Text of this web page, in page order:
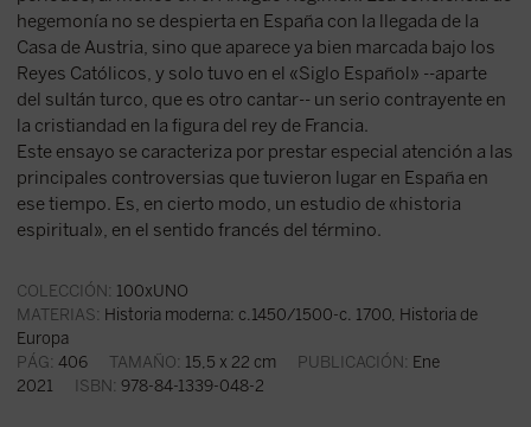
hegemonía no se despierta en España con la llegada de la
Casa de Austria, sino que aparece ya bien marcada bajo los
Reyes Católicos, y solo tuvo en el «Siglo Español» --aparte
del sultán turco, que es otro cantar-- un serio contrayente en
la cristiandad en la figura del rey de Francia.
Este ensayo se caracteriza por prestar especial atención a las
principales controversias que tuvieron lugar en España en
ese tiempo. Es, en cierto modo, un estudio de «historia
espiritual», en el sentido francés del término.
COLECCIÓN: 100xUNO
MATERIAS: Historia moderna: c.1450/1500-c. 1700, Historia de
Europa
PÁG: 406 TAMAÑO: 15,5 x 22 cm PUBLICACIÓN: Ene
2021 ISBN: 978-84-1339-048-2